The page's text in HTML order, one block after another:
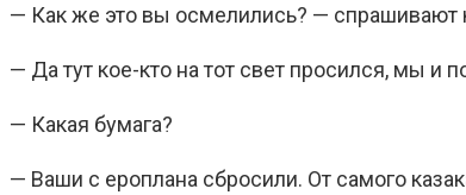
— Как же это вы осмелились? — спрашивают
— Да тут кое-кто на тот свет просился, мы
— Какая бумага?
— Ваши с ероплана сбросили. От самого